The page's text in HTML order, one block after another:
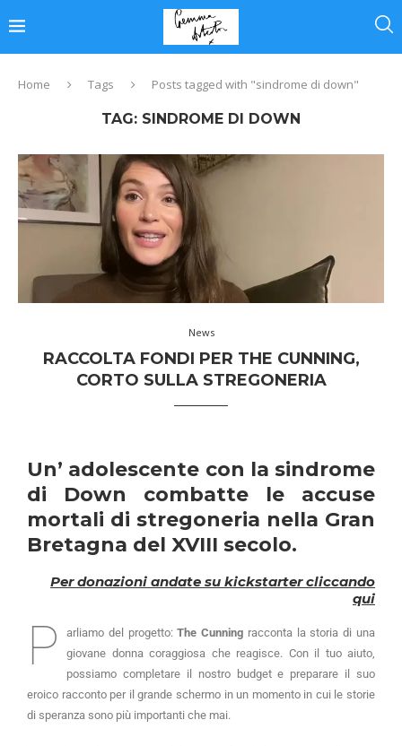
Home Tags Posts tagged with "sindrome di down"
TAG: SINDROME DI DOWN
News
RACCOLTA FONDI PER THE CUNNING,
CORTO SULLA STREGONERIA
Un’ adolescente con la sindrome
di Down combatte le accuse
mortali di stregoneria nella Gran
Bretagna del XVIII secolo.
Per donazioni andate su kickstarter cliccando
qui
P arliamo del progetto:The Cunning racconta la storia di una
giovane donna coraggiosa che reagisce. Con il tuo aiuto,
possiamo completare il nostro budget e preparare il suo
eroico racconto per il grande schermo in un momento in cui le storie
di speranza sono più importanti che mai.